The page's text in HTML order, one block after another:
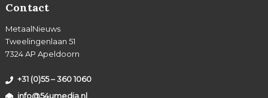
Contact
MetaalNieuws
Tweelingenlaan 51
7324 AP Apeldoorn
+31 (0)55 – 360 1060
info@54umedia.nl